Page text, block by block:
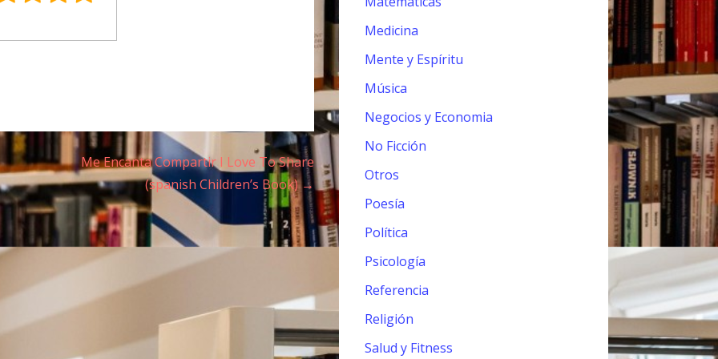
Me Encanta Compartir I Love To Share
(spanish Children’s Book) →
Medicina
Mente y Espíritu
Música
Negocios y Economia
No Ficción
Otros
Poesía
Política
Psicología
Referencia
Religión
Salud y Fitness